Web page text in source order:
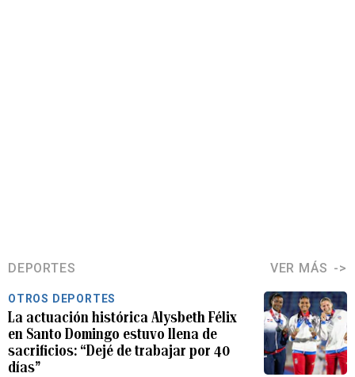
DEPORTES VER MÁS
OTROS DEPORTES
La actuación histórica Alysbeth Félix
en Santo Domingo estuvo llena de
sacrificios: “Dejé de trabajar por 40
días”